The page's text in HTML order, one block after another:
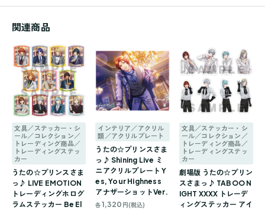
関連商品
文具／ステッカー・シ
ール／コレクション／
トレーディング商品／
トレーディングステッ
カー
うたの☆プリンスさま
っ♪ LIVE EMOTION
トレーディングホログ
ラムステッカー Be El
インテリア／アクリル
類／アクリルプレート
うたの☆プリンスさま
っ♪ Shining Live ミ
ニアクリルプレート Y
es, Your Highness
アナザーショットVer.
各1,320 円(税込)
文具／ステッカー・シ
ール／コレクション／
トレーディング商品／
トレーディングステッ
カー
劇場版 うたの☆プリン
スさまっ♪ TABOO N
IGHT XXXX トレーデ
ィングステッカー アイ